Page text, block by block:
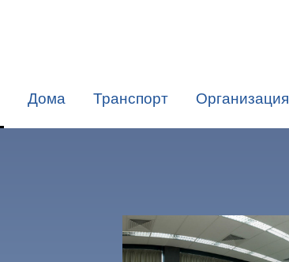
Дома Транспорт Организация